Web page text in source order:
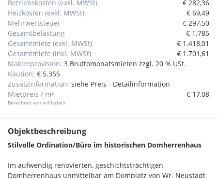
Betriebskosten (exkl. MWSt)
€ 282,36
Heizkosten (exkl. MWSt)
€ 69,49
Mehrwertsteuer
€ 297,50
Gesamtbelastung
€ 1.785
Gesamtmiete (exkl. MWSt)
€ 1.418,01
Gesamtmiete (inkl. MWSt)
€ 1.701,61
Maklerprovision: 3 Bruttomonatsmieten zzgl. 20 % USt.
Kaution: € 5.355
Zusatzinformation: siehe Preis - Detailinformation
Mietpreis / m²
Berechnet von willhaben
€ 17,08
Objektbeschreibung
Stilvolle Ordination/Büro im historischen Domherrenhaus
Im aufwendig renovierten, geschichtsträchtigen
Domherrenhaus unmittelbar am Domplatz von Wr. Neustadt